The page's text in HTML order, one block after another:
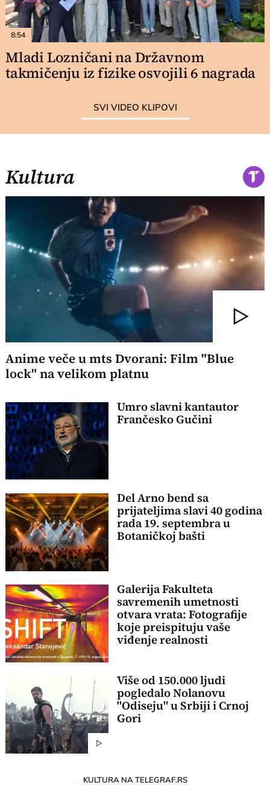
8:54
Mladi Lozničani na Državnom
takmičenju iz fizike osvojili 6 nagrada
SVI VIDEO KLIPOVI
Kultura
Anime veče u mts Dvorani: Film "Blue
lock" na velikom platnu
Umro slavni kantautor
Frančesko Gučini
Del Arno bend sa
prijateljima slavi 40 godina
rada 19. septembra u
Botaničkoj bašti
Galerija Fakulteta
savremenih umetnosti
otvara vrata: Fotografije
koje preispituju vaše
viđenje realnosti
Više od 150.000 ljudi
pogledalo Nolanovu
"Odiseju" u Srbiji i Crnoj
Gori
KULTURA NA TELEGRAF.RS